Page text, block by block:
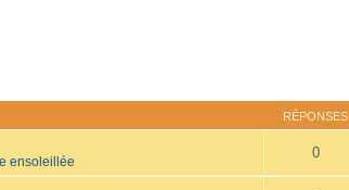
RÉPONSES
ensoleillée
0